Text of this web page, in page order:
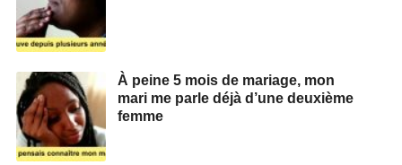
À peine 5 mois de mariage, mon
mari me parle déjà d’une deuxième
femme